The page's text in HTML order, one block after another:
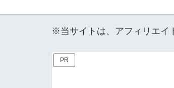
※当サイトは、アフィリエイ
PR